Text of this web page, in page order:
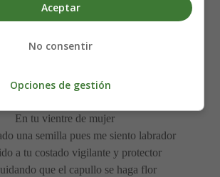
desvelo de paciente labrador
Cuando llegue el día aquel
palomas a los cielos soltaré.
En tu vientre de mujer
una semilla pues me siento labrador
a tu costado vigilante y protector
que el capullo se haga flor
Aceptar
No consentir
Opciones de gestión